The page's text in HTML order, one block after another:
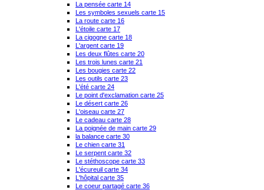
La pensée carte 14
Les symboles sexuels carte 15
La route carte 16
L'étoile carte 17
La cigogne carte 18
L'argent carte 19
Les deux flûtes carte 20
Les trois lunes carte 21
Les bougies carte 22
Les outils carte 23
L'été carte 24
Le point d'exclamation carte 25
Le désert carte 26
L'oiseau carte 27
Le cadeau carte 28
La poignée de main carte 29
la balance carte 30
Le chien carte 31
Le serpent carte 32
Le stéthoscope carte 33
L'écureuil carte 34
L'hôpital carte 35
Le coeur partagé carte 36